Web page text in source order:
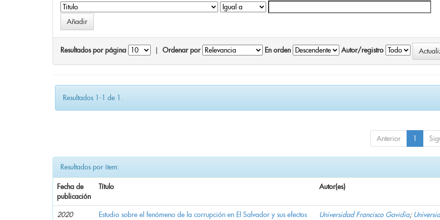
Resultados por página Ordenar por En orden Autor/registro
Resultados 1-1 de 1.
Anterior 1
Resultados por ítem:
Fecha de
publicación
Título Autor(es)
2020 Estudio sobre el fenómeno de la corrupción en El Salvador y sus efectos Universidad Francisco Gavidia;